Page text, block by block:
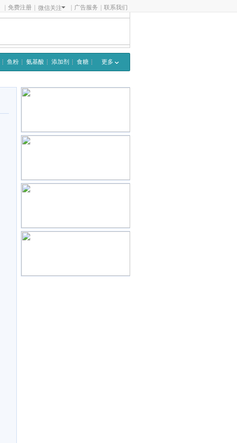
免费注册 微信关注 广告服务 联系我们
鱼粉 氨基酸 添加剂 食糖 更多